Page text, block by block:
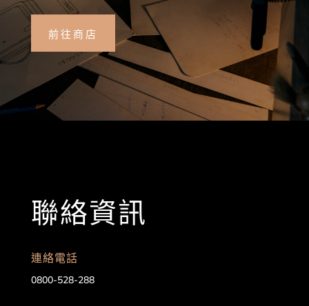
前往商店
聯絡資訊
連絡電話
0800-528-288